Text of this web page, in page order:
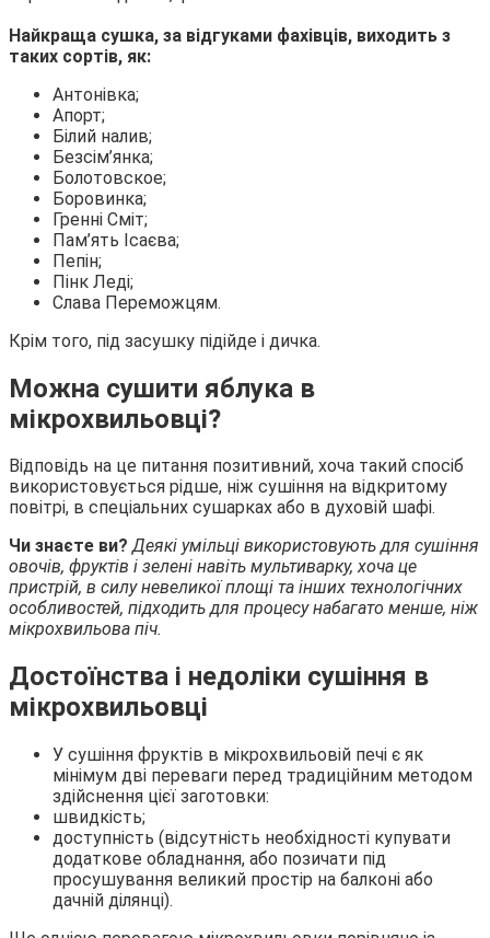
Найкраща сушка, за відгуками фахівців, виходить з
таких сортів, як:
Антонівка;
Апорт;
Білий налив;
Безсім’янка;
Болотовское;
Боровинка;
Гренні Сміт;
Пам’ять Ісаєва;
Пепін;
Пінк Леді;
Слава Переможцям.
Крім того, під засушку підійде і дичка.
Можна сушити яблука в
мікрохвильовці?
Відповідь на це питання позитивний, хоча такий спосіб
використовується рідше, ніж сушіння на відкритому
повітрі, в спеціальних сушарках або в духовій шафі.
Чи знаєте ви?Деякі умільці використовують для сушіння
овочів, фруктів і зелені навіть мультиварку, хоча це
пристрій, в силу невеликої площі та інших технологічних
особливостей, підходить для процесу набагато менше, ніж
мікрохвильова піч.
Достоїнства і недоліки сушіння в
мікрохвильовці
У сушіння фруктів в мікрохвильовій печі є як
мінімум дві переваги перед традиційним методом
здійснення цієї заготовки:
швидкість;
доступність (відсутність необхідності купувати
додаткове обладнання, або позичати під
просушування великий простір на балконі або
дачній ділянці).